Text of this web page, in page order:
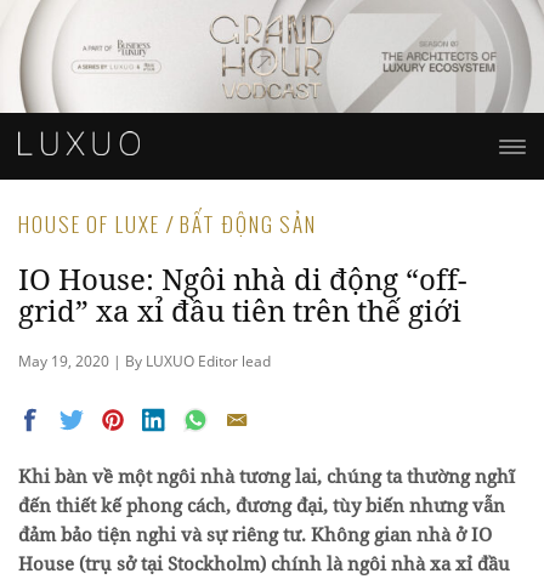
HOUSE OF LUXE / BẤT ĐỘNG SẢN
IO House: Ngôi nhà di động “off-
grid” xa xỉ đầu tiên trên thế giới
May 19, 2020 | By LUXUO Editor lead
Khi bàn về một ngôi nhà tương lai, chúng ta thường nghĩ
đến thiết kế phong cách, đương đại, tùy biến nhưng vẫn
đảm bảo tiện nghi và sự riêng tư. Không gian nhà ở IO
House (trụ sở tại Stockholm) chính là ngôi nhà xa xỉ đầu